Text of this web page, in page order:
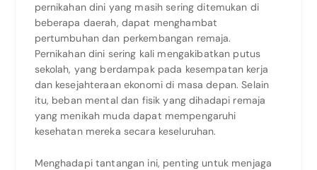
pernikahan dini yang masih sering ditemukan di
beberapa daerah, dapat menghambat
pertumbuhan dan perkembangan remaja.
Pernikahan dini sering kali mengakibatkan putus
sekolah, yang berdampak pada kesempatan kerja
dan kesejahteraan ekonomi di masa depan. Selain
itu, beban mental dan fisik yang dihadapi remaja
yang menikah muda dapat mempengaruhi
kesehatan mereka secara keseluruhan.
Menghadapi tantangan ini, penting untuk menjaga